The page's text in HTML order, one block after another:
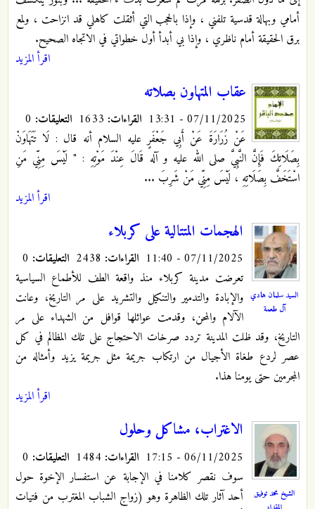
أمامي وبهالة قدسية تلفني ، وإذا بالحجب التي أثقلت كاهلي قد انزاحت ، ولمع
برق الحقيقة أمام ناظري ، وإذا بي أبدأ أول خطواتي في الاتجاه الصحيح.
اقرأ المزيد
عقاب المتهاون بصلاته
07/11/2025 - 13:31 القراءات: التعليقات:
عَنْ زُرَارَةَ عَنْ أَبِي جَعْفَرٍ عليه السلام أنه قال : لَا تَتَهَاوَنْ‏
بِصَلَاتِكَ‏ فَإِنَّ النَّبِيَّ صلى الله عليه و آله قَالَ عِنْدَ مَوْتِهِ : " لَيْسَ مِنِّي مَنِ
اسْتَخَفَّ بِصَلَاتِهِ ، لَيْسَ مِنِّي مَنْ شَرِبَ ...
اقرأ المزيد
السيد سلمان هادي
آل طعمة
الهجمات المتتالية على كربلاء
07/11/2025 - 11:40 القراءات: التعليقات:
تعرضت مدينة كربلاء منذ واقعة الطف للأطماع السياسية
والإبادة والتدمير والتنكيل والتشريد على مر التاريخ، وعانت
الآلام والمحن، وقدمت عوائلها قوافل من الشهداء على مر
التاريخ، وقد ظلت المدينة تردد صرخات الاحتجاج على تلك المظالم في كل
عصر لردع طغاة الأجيال من ارتكاب جريمة مثل جريمة يزيد وأمثاله من
المجرمين حتى يومنا هذا.
اقرأ المزيد
الشيخ محمد توفيق
الاغتراب، مشاكل وحلول
06/11/2025 - 17:15 القراءات: التعليقات:
سوف نقصر كلامنا في الإجابة عن استفسار الإخوة حول
أحد آثار تلك الظاهرة وهو (زواج الشباب المغترب من فتيات